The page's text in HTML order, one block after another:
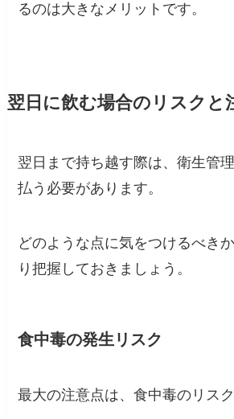
るのは大きなメリットです。
翌日に飲む場合のリスクと
翌日まで持ち越す際は、衛生管
払う必要があります。
どのような点に気をつけるべき
り把握しておきましょう。
食中毒の発生リスク
最大の注意点は、食中毒のリスク